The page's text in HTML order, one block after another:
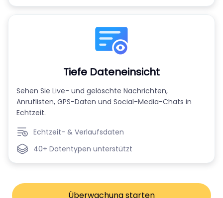
Tiefe Dateneinsicht
Sehen Sie Live- und gelöschte Nachrichten,
Anruflisten, GPS-Daten und Social-Media-Chats in
Echtzeit.
Echtzeit- & Verlaufsdaten
40+ Datentypen unterstützt
Überwachung starten